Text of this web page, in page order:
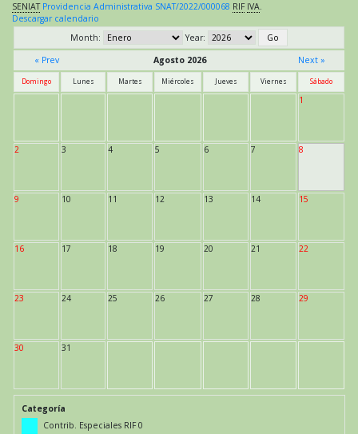
SENIAT Providencia Administrativa SNAT/2022/000068 RIF IVA.
Descargar calendario
Month:
Year:
« Prev
Agosto 2026 Next »
Domingo Lunes Martes Miércoles Jueves Viernes Sábado
1
2 3 4 5 6 7 8
9 10 11 12 13 14 15
16 17 18 19 20 21 22
23 24 25 26 27 28 29
30 31
Categoría
Contrib. Especiales RIF 0